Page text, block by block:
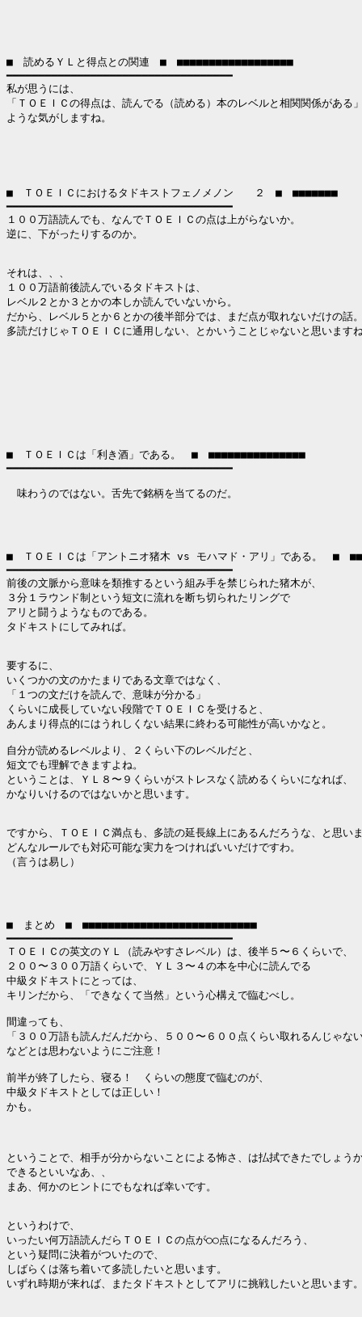
■　読めるＹＬと得点との関連　■　■■■■■■■■■■■■■■■■■■
━━━━━━━━━━━━━━━━━━━━━━━━━━━━━━━━━━━
私が思うには、
「ＴＯＥＩＣの得点は、読んでる（読める）本のレベルと相関関係がある
ような気がしますね。
■　ＴＯＥＩＣにおけるタドキストフェノメノン　　２　■　■■■■■■■
━━━━━━━━━━━━━━━━━━━━━━━━━━━━━━━━━━━
１００万語読んでも、なんでＴＯＥＩＣの点は上がらないか。
逆に、下がったりするのか。
それは、、、
１００万語前後読んでいるタドキストは、
レベル２とか３とかの本しか読んでいないから。
だから、レベル５とか６とかの後半部分では、まだ点が取れないだけの話
多読だけじゃＴＯＥＩＣに通用しない、とかいうことじゃないと思います
■　ＴＯＥＩＣは「利き酒」である。　■　■■■■■■■■■■■■■■■
━━━━━━━━━━━━━━━━━━━━━━━━━━━━━━━━━━━
味わうのではない。舌先で銘柄を当てるのだ。
■　ＴＯＥＩＣは「アントニオ猪木 vs モハマド・アリ」である。　■　■■
━━━━━━━━━━━━━━━━━━━━━━━━━━━━━━━━━━━
前後の文脈から意味を類推するという組み手を禁じられた猪木が、
３分１ラウンド制という短文に流れを断ち切られたリングで
アリと闘うようなものである。
タドキストにしてみれば。
要するに、
いくつかの文のかたまりである文章ではなく、
「１つの文だけを読んで、意味が分かる」
くらいに成長していない段階でＴＯＥＩＣを受けると、
あんまり得点的にはうれしくない結果に終わる可能性が高いかなと。
自分が読めるレベルより、２くらい下のレベルだと、
短文でも理解できますよね。
ということは、ＹＬ８〜９くらいがストレスなく読めるくらいになれば、
かなりいけるのではないかと思います。
ですから、ＴＯＥＩＣ満点も、多読の延長線上にあるんだろうな、と思い
どんなルールでも対応可能な実力をつければいいだけですわ。
（言うは易し）
■　まとめ　■　■■■■■■■■■■■■■■■■■■■■■■■■■■■
━━━━━━━━━━━━━━━━━━━━━━━━━━━━━━━━━━━
ＴＯＥＩＣの英文のＹＬ（読みやすさレベル）は、後半５〜６くらいで、
２００〜３００万語くらいで、ＹＬ３〜４の本を中心に読んでる
中級タドキストにとっては、
キリンだから、「できなくて当然」という心構えで臨むべし。
間違っても、
「３００万語も読んだんだから、５００〜６００点くらい取れるんじゃな
などとは思わないようにご注意！
前半が終了したら、寝る！　くらいの態度で臨むのが、
中級タドキストとしては正しい！
かも。
ということで、相手が分からないことによる怖さ、は払拭できたでしょう
できるといいなあ、、
まあ、何かのヒントにでもなれば幸いです。
というわけで、
いったい何万語読んだらＴＯＥＩＣの点が○○点になるんだろう、
という疑問に決着がついたので、
しばらくは落ち着いて多読したいと思います。
いずれ時期が来れば、またタドキストとしてアリに挑戦したいと思います